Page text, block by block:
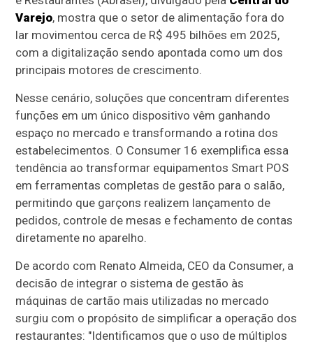
Varejo, mostra que o setor de alimentação fora do
lar movimentou cerca de R$ 495 bilhões em 2025,
com a digitalização sendo apontada como um dos
principais motores de crescimento.
Nesse cenário, soluções que concentram diferentes
funções em um único dispositivo vêm ganhando
espaço no mercado e transformando a rotina dos
estabelecimentos. O Consumer 16 exemplifica essa
tendência ao transformar equipamentos Smart POS
em ferramentas completas de gestão para o salão,
permitindo que garçons realizem lançamento de
pedidos, controle de mesas e fechamento de contas
diretamente no aparelho.
De acordo com Renato Almeida, CEO da Consumer, a
decisão de integrar o sistema de gestão às
máquinas de cartão mais utilizadas no mercado
surgiu com o propósito de simplificar a operação dos
restaurantes: "Identificamos que o uso de múltiplos